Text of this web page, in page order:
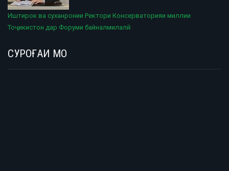
Иштирок ва суханронии Ректори Консерваторияи миллии
Тоҷикистон дар Форуми байналмилалӣ
СУРОҒАИ МО